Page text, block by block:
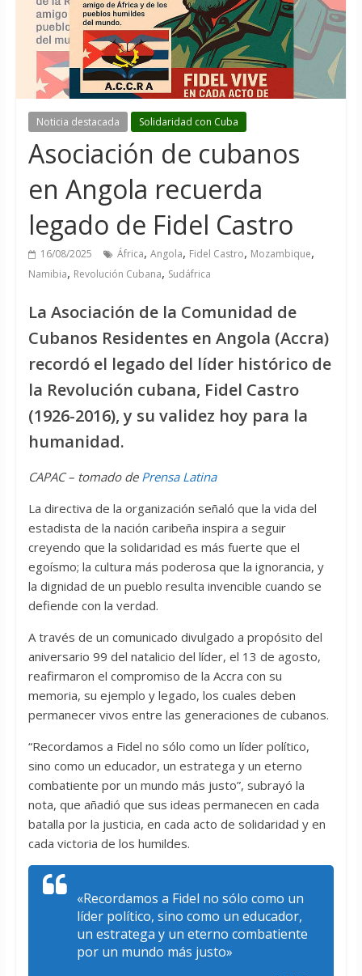
Noticia destacada Solidaridad con Cuba
Asociación de cubanos
en Angola recuerda
legado de Fidel Castro
16/08/2025 África, Angola, Fidel Castro, Mozambique,
Namibia, Revolución Cubana, Sudáfrica
La Asociación de la Comunidad de
Cubanos Residentes en Angola (Accra)
recordó el legado del líder histórico de
la Revolución cubana, Fidel Castro
(1926-2016), y su validez hoy para la
humanidad.
CAPAC – tomado de Prensa Latina
La directiva de la organización señaló que la vida del
estadista de la nación caribeña inspira a seguir
creyendo que la solidaridad es más fuerte que el
egoísmo; la cultura más poderosa que la ignorancia, y
la dignidad de un pueblo resulta invencible cuando se
defiende con la verdad.
A través de un comunicado divulgado a propósito del
aniversario 99 del natalicio del líder, el 13 de agosto,
reafirmaron el compromiso de la Accra con su
memoria, su ejemplo y legado, los cuales deben
permanecer vivos entre las generaciones de cubanos.
“Recordamos a Fidel no sólo como un líder político,
sino como un educador, un estratega y un eterno
combatiente por un mundo más justo”, subrayó la
nota, que añadió que sus ideas permanecen en cada
batalla por la justicia, en cada acto de solidaridad y en
cada victoria de los humildes.
«Recordamos a Fidel no sólo como un
líder político, sino como un educador,
un estratega y un eterno combatiente
por un mundo más justo»